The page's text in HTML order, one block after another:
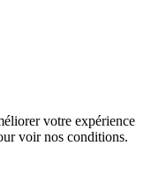
votre expérience
voir nos conditions.